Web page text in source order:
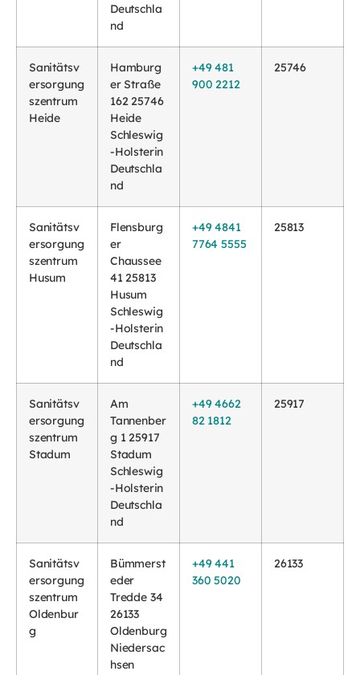
Deutschla
nd
Sanitätsv
ersorgung
szentrum
Heide
Hamburg
er Straße
162 25746
Heide
Schleswig
-Holsterin
Deutschla
nd
+49 481
900 2212
25746
Sanitätsv
ersorgung
szentrum
Husum
Flensburg
er
Chaussee
41 25813
Husum
Schleswig
-Holsterin
Deutschla
nd
+49 4841
7764 5555
25813
Sanitätsv
ersorgung
szentrum
Stadum
Am
Tannenber
g 1 25917
Stadum
Schleswig
-Holsterin
Deutschla
nd
+49 4662
82 1812
25917
Sanitätsv
ersorgung
szentrum
Oldenbur
g
Bümmerst
eder
Tredde 34
26133
Oldenburg
Niedersac
hsen
+49 441
360 5020
26133